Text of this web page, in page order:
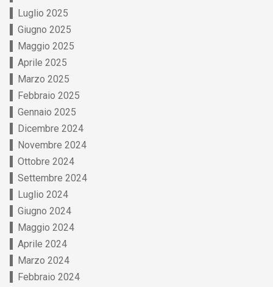
Luglio 2025
Giugno 2025
Maggio 2025
Aprile 2025
Marzo 2025
Febbraio 2025
Gennaio 2025
Dicembre 2024
Novembre 2024
Ottobre 2024
Settembre 2024
Luglio 2024
Giugno 2024
Maggio 2024
Aprile 2024
Marzo 2024
Febbraio 2024